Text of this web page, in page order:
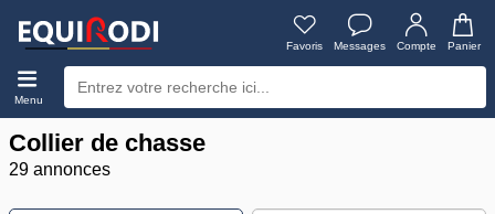
Favoris Messages Compte Panier
Menu
Collier de chasse
29 annonces